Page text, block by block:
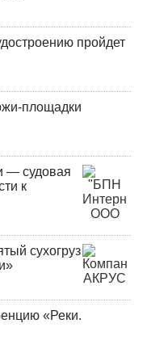
пройдет
площадки
— судовая
к
сухогруз
«Реки.